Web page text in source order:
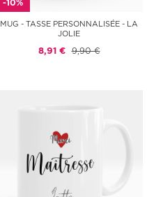
-10%
MUG - TASSE PERSONNALISÉE - LA
JOLIE
8,91 € 9,90 €